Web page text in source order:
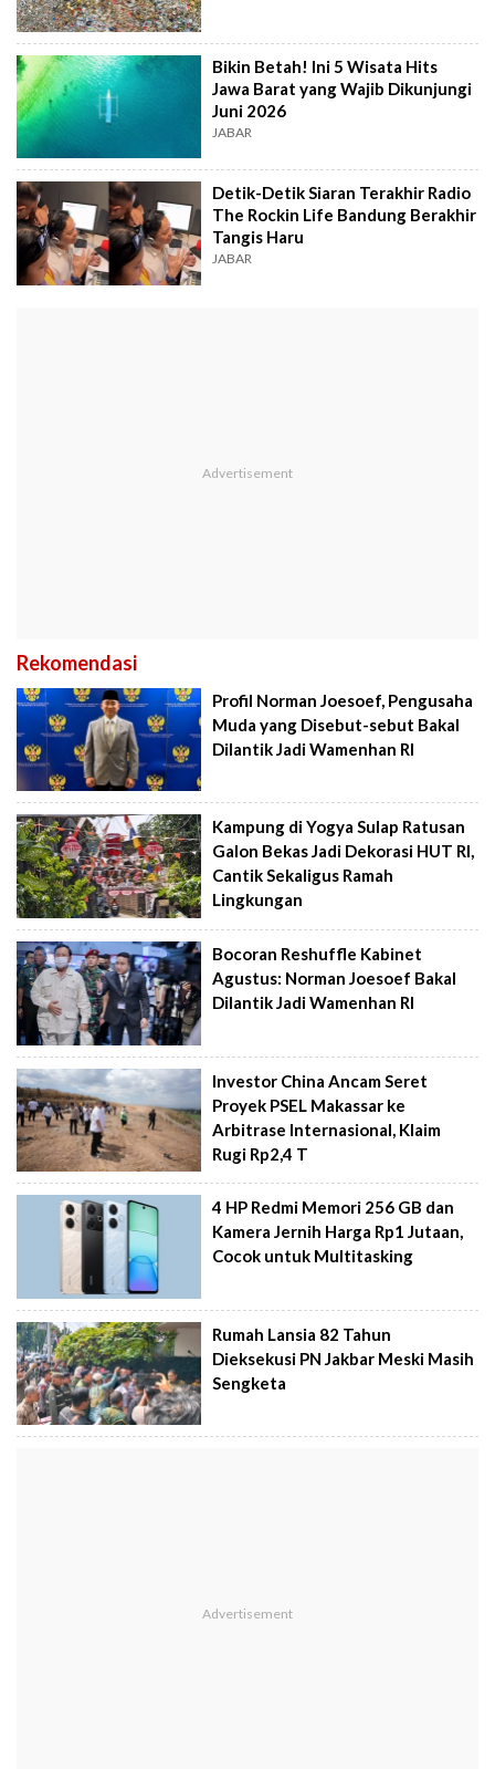
Bikin Betah! Ini 5 Wisata Hits
Jawa Barat yang Wajib Dikunjungi
Juni 2026
JABAR
Detik-Detik Siaran Terakhir Radio
The Rockin Life Bandung Berakhir
Tangis Haru
JABAR
Rekomendasi
Profil Norman Joesoef, Pengusaha
Muda yang Disebut-sebut Bakal
Dilantik Jadi Wamenhan RI
Kampung di Yogya Sulap Ratusan
Galon Bekas Jadi Dekorasi HUT RI,
Cantik Sekaligus Ramah
Lingkungan
Bocoran Reshuffle Kabinet
Agustus: Norman Joesoef Bakal
Dilantik Jadi Wamenhan RI
Investor China Ancam Seret
Proyek PSEL Makassar ke
Arbitrase Internasional, Klaim
Rugi Rp2,4 T
4 HP Redmi Memori 256 GB dan
Kamera Jernih Harga Rp1 Jutaan,
Cocok untuk Multitasking
Rumah Lansia 82 Tahun
Dieksekusi PN Jakbar Meski Masih
Sengketa